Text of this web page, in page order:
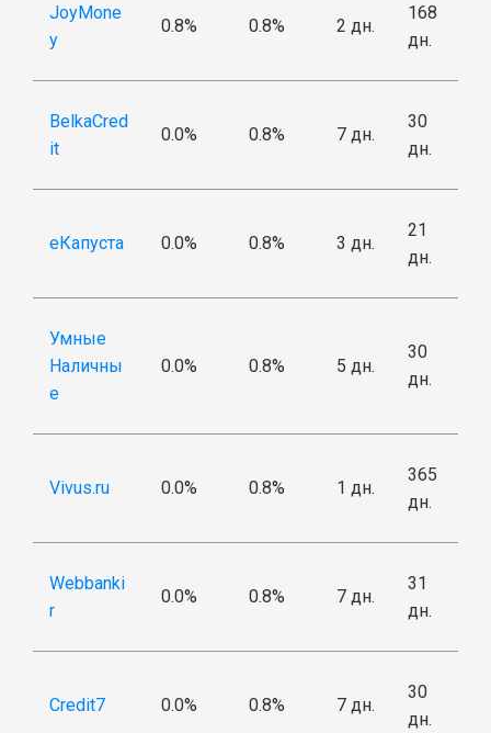
JoyMone
y
0.8% 0.8% 2 дн.
168
дн.
BelkaCred
it
0.0% 0.8% 7 дн.
30
дн.
еКапуста 0.0% 0.8% 3 дн.
21
дн.
Умные
Наличны
е
0.0% 0.8% 5 дн.
30
дн.
Vivus.ru 0.0% 0.8% 1 дн.
365
дн.
Webbanki
r
0.0% 0.8% 7 дн.
31
дн.
Credit7 0.0% 0.8% 7 дн.
30
дн.